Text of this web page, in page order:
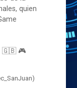
quien
🇬🇧 🎮